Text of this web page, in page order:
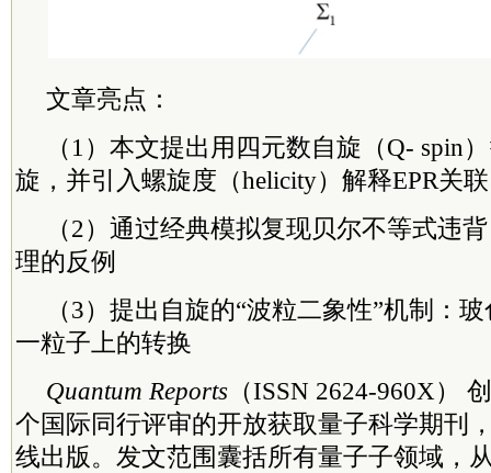
文章亮点：
（1）本文提出用四元数自旋（Q- spin
旋，并引入螺旋度（helicity）解释EPR关联
（2）通过经典模拟复现贝尔不等式违
理的反例
（3）提出自旋的“波粒二象性”机制：
一粒子上的转换
Quantum Reports （ISSN 2624-960X）
个国际同行评审的开放获取量子科学期刊
线出版。发文范围囊括所有量子子领域，